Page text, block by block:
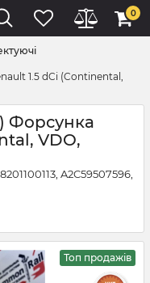
0
1.5 dCi (Continental,
Форсунка
VDO,
A2C59507596,
Топ продажів